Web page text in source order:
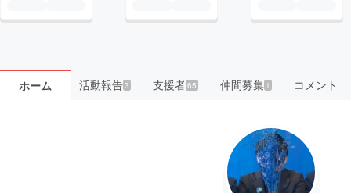
ホーム 活動報告3 支援者65 仲間募集 1 コメント